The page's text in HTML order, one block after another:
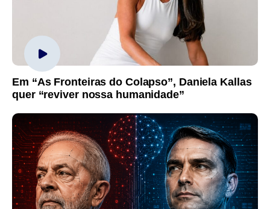
Em “As Fronteiras do Colapso”, Daniela Kallas
quer “reviver nossa humanidade”